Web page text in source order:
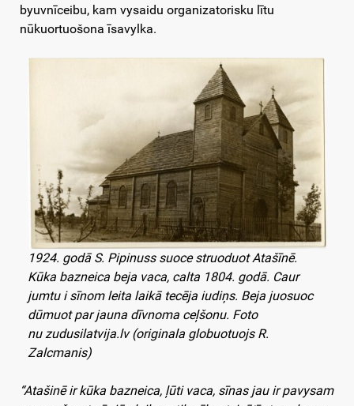
byuvnīceibu, kam vysaidu organizatorisku lītu
nūkuortuošona īsavylka.
1924. godā S. Pipinuss suoce struoduot Atašīnē.
Kūka bazneica beja vaca, calta 1804. godā. Caur
jumtu i sīnom leita laikā tecēja iudiņs. Beja juosuoc
dūmuot par jauna dīvnoma ceļšonu. Foto
nuzudusilatvija.lv(originala globuotuojs R.
Zalcmanis)
“Atašinē ir kūka bazneica, ļūti vaca, sīnas jau ir pavysam